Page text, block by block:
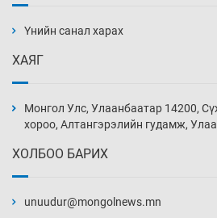
нэмэгджээ
20 цаг 45 мин
21 цаг 15 мин
Үнийн санал харах
ХАЯГ
Монгол Улс, Улаанбаатар 14200,
хороо, Алтангэрэлийн гудамж,
ХОЛБОО БАРИХ
unuudur@mongolnews.mn